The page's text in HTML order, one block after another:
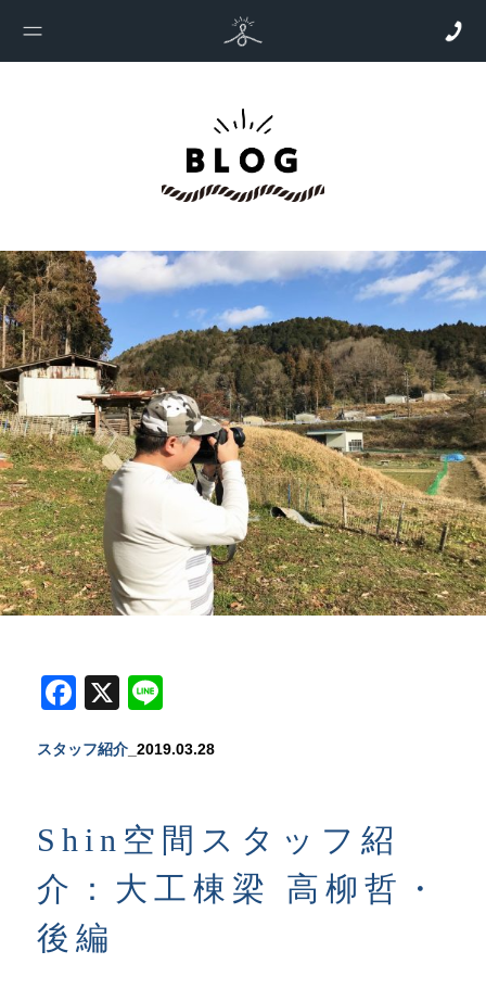
Facebook
X Line
スタッフ紹介_2019.03.28
Shin空間スタッフ紹
介：大工棟梁 高柳哲・
後編